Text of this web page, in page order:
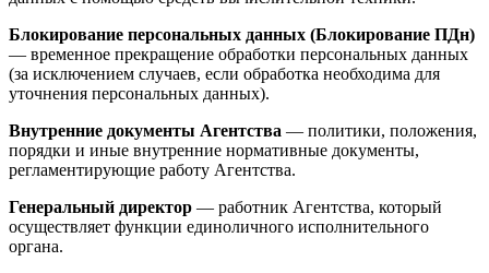
Блокирование персональных данных (Блокирование ПДн)
— временное прекращение обработки персональных данных
(за исключением случаев, если обработка необходима для
уточнения персональных данных).
Внутренние документы Агентства — политики, положения,
порядки и иные внутренние нормативные документы,
регламентирующие работу Агентства.
Генеральный директор — работник Агентства, который
осуществляет функции единоличного исполнительного
органа.